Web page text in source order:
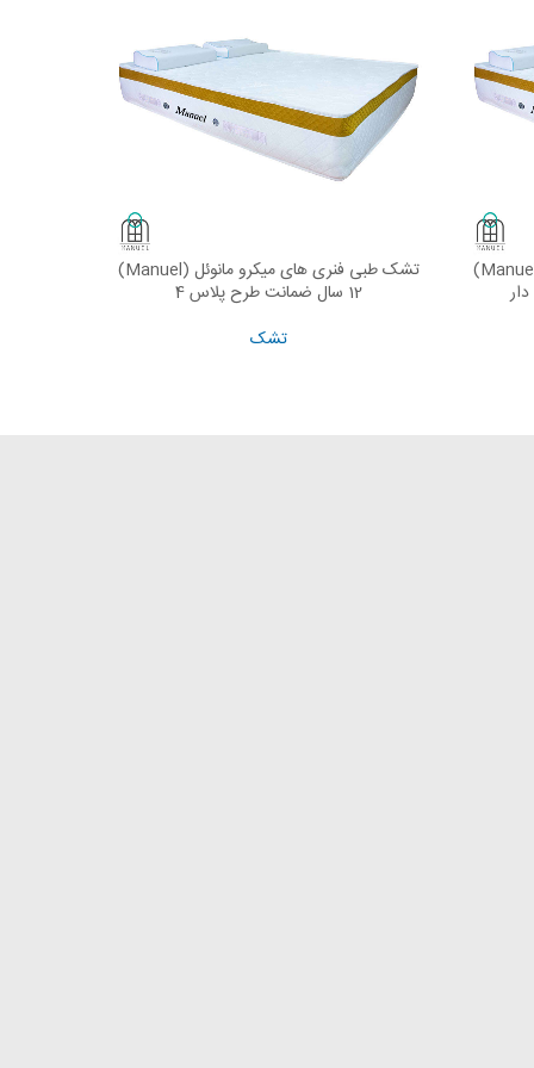
تشک طبی فنری های میکرو مانوئل (Manuel) READ MORE تشک طبی فنری های میکرو مانوئل (Manuel)
12 سال ضمانت طرح پلاس 4
تشک